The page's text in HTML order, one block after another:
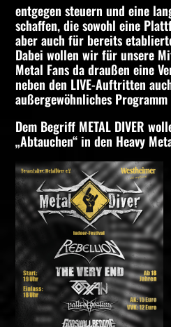
entgegen steuern und eine
schaffen, die sowohl eine
aber auch für bereits
Dabei wollen wir für unsere
Metal Fans da draußen eine
neben den LIVE-Auftritten
außergewöhnliches
Dem Begriff METAL DIVER
„Abtauchen“ in den Heavy